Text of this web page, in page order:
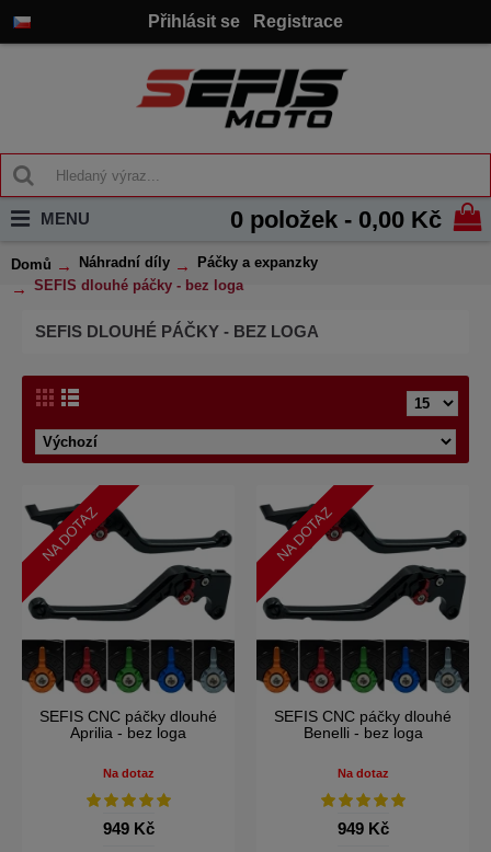
Přihlásit se Registrace
0 položek - 0,00 Kč
MENU
Domů Náhradní díly
Páčky a expanzky
SEFIS dlouhé páčky - bez loga
SEFIS DLOUHÉ PÁČKY - BEZ LOGA
NA DOTAZ
SEFIS CNC páčky dlouhé
Aprilia - bez loga
Na dotaz
949 Kč
NA DOTAZ
SEFIS CNC páčky dlouhé
Benelli - bez loga
Na dotaz
949 Kč